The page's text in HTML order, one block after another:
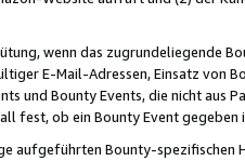
wenn das zugrundeliegende
E-Mail-Adressen, Einsatz von
und Bounty Events, die nicht
fest, ob ein Bounty Event
aufgeführten Bounty-spezifischen